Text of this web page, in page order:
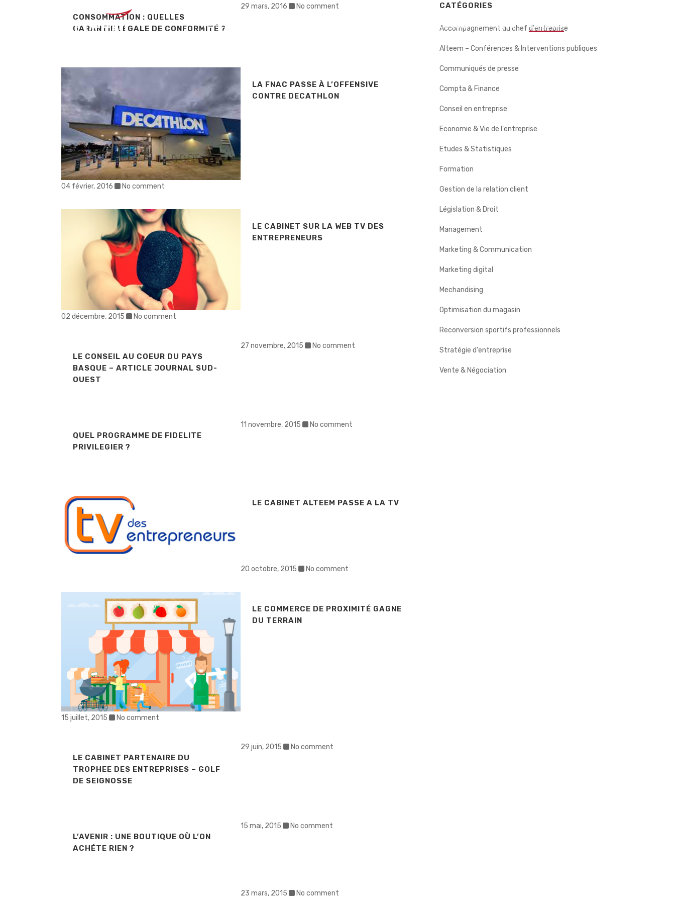
MÉTIERS NOS CLIENTS BLOG CONTACT
CONSOMMATION : QUELLES
GARANTIE LÉGALE DE CONFORMITÉ ?
29 mars, 2016 No comment
LA FNAC PASSE À L’OFFENSIVE
CONTRE DECATHLON
04 février, 2016 No comment
LE CABINET SUR LA WEB TV DES
ENTREPRENEURS
02 décembre, 2015 No comment
LE CONSEIL AU COEUR DU PAYS
BASQUE – ARTICLE JOURNAL SUD-
OUEST
27 novembre, 2015 No comment
QUEL PROGRAMME DE FIDELITE
PRIVILEGIER ?
11 novembre, 2015 No comment
LE CABINET ALTEEM PASSE A LA TV
20 octobre, 2015 No comment
LE COMMERCE DE PROXIMITÉ GAGNE
DU TERRAIN
15 juillet, 2015 No comment
LE CABINET PARTENAIRE DU
TROPHEE DES ENTREPRISES – GOLF
DE SEIGNOSSE
29 juin, 2015 No comment
L’AVENIR : UNE BOUTIQUE OÙ L’ON
ACHÉTE RIEN ?
15 mai, 2015 No comment
23 mars, 2015 No comment
CATÉGORIES
Accompagnement du chef d'entreprise
Alteem – Conférences & Interventions publiques
Communiqués de presse
Compta & Finance
Conseil en entreprise
Economie & Vie de l'entreprise
Etudes & Statistiques
Formation
Gestion de la relation client
Législation & Droit
Management
Marketing & Communication
Marketing digital
Mechandising
Optimisation du magasin
Reconversion sportifs professionnels
Stratégie d'entreprise
Vente & Négociation